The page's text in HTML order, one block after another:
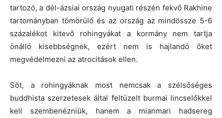
tartozó, a dél-ázsiai ország nyugati részén fekvő Rakhine
tartományban tömörülő és az ország az mindössze 5-6
százalékot kitevő rohingyákat a kormány nem tartja
önálló kisebbségnek, ezért nem is hajlandó őket
megvédelmezni az atrocitások ellen.
Sőt, a rohingyáknak most nemcsak a szélsőséges
buddhista szerzetesek által feltüzelt burmai lincselőkkel
kell szembenézniük, hanem a mianmari hadsereg